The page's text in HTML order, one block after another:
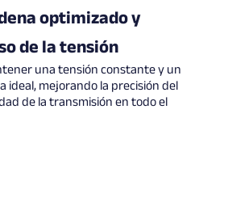
optimizado y
de la tensión
una tensión constante y un
ideal, mejorando la precisión del
de la transmisión en todo el